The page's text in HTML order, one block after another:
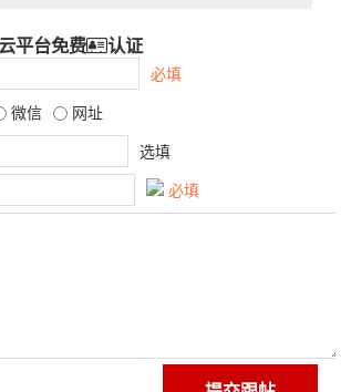
平台免费 认证
必填
微信 网址
选填
必填